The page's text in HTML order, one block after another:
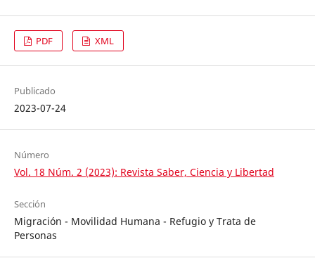
PDF XML
Publicado
2023-07-24
Número
Vol. 18 Núm. 2 (2023): Revista Saber, Ciencia y Libertad
Sección
Migración - Movilidad Humana - Refugio y Trata de
Personas